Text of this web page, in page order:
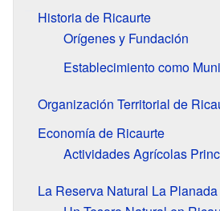
Historia de Ricaurte
Orígenes y Fundación
Establecimiento como
Organización Territorial de
Economía de Ricaurte
Actividades Agrícolas
La Reserva Natural La Planada